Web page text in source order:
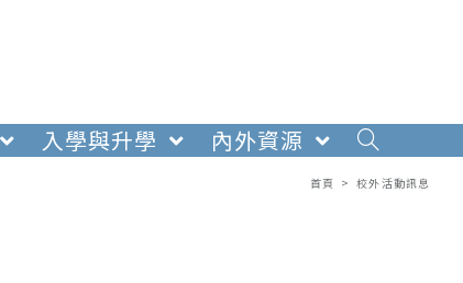
入學與升學
內外資源
首頁 > 校外活動訊息